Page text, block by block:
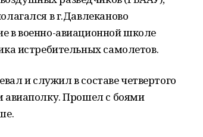
в г.Давлеканово
в военно-авиационной школе
истребительных самолетов.
и служил в составе четвертого
авиаполку. Прошел с боями